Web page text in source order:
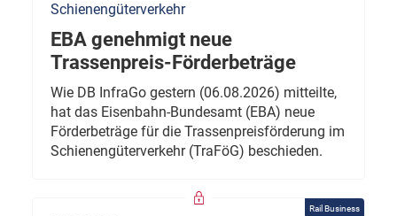
Schienengüterverkehr
EBA genehmigt neue
Trassenpreis-Förderbeträge
Wie DB InfraGo gestern (06.08.2026) mitteilte,
hat das Eisenbahn-Bundesamt (EBA) neue
Förderbeträge für die Trassenpreisförderung im
Schienengüterverkehr (TraFöG) beschieden.
Rail Business